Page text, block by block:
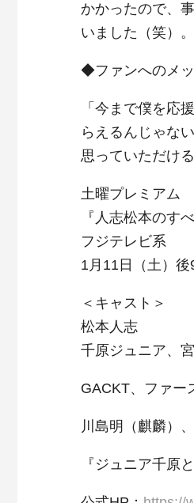
かかったので、
いました（笑）
◆ファンへのメ
「今まで僕を応
らえるんじゃな
思っていただけ
土曜プレミアム
『人志松本のす
フジテレビ系
1月11日（土）
＜キャスト＞
松本人志
千原ジュニア、
GACKT、ファー
川島明（麒麟）
『ジュニア千原